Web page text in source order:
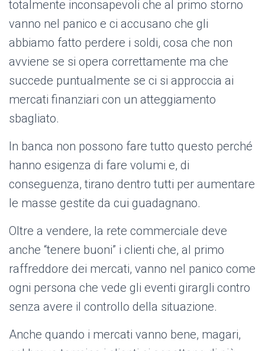
totalmente inconsapevoli che al primo storno
vanno nel panico e ci accusano che gli
abbiamo fatto perdere i soldi, cosa che non
avviene se si opera correttamente ma che
succede puntualmente se ci si approccia ai
mercati finanziari con un atteggiamento
sbagliato.
In banca non possono fare tutto questo perché
hanno esigenza di fare volumi e, di
conseguenza, tirano dentro tutti per aumentare
le masse gestite da cui guadagnano.
Oltre a vendere, la rete commerciale deve
anche “tenere buoni” i clienti che, al primo
raffreddore dei mercati, vanno nel panico come
ogni persona che vede gli eventi girargli contro
senza avere il controllo della situazione.
Anche quando i mercati vanno bene, magari,